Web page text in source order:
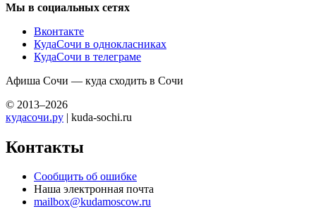
Мы в социальных сетях
Вконтакте
КудаСочи в однокласниках
КудаСочи в телеграме
Афиша Сочи — куда сходить в Сочи
© 2013–2026
кудасочи.ру | kuda-sochi.ru
Контакты
Сообщить об ошибке
Наша электронная почта
mailbox@kudamoscow.ru